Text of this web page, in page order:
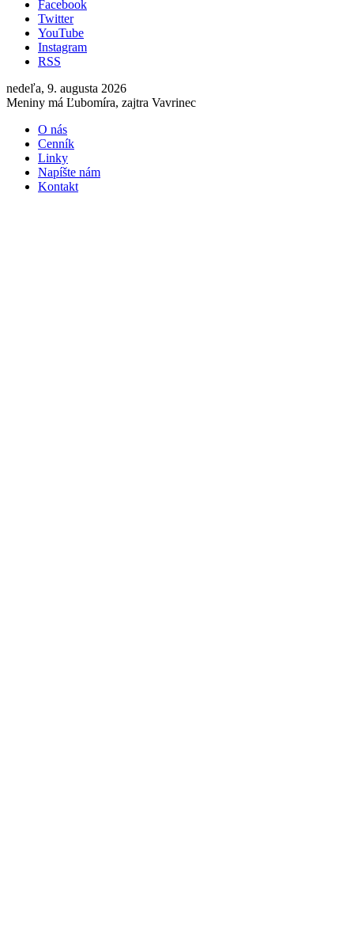
Facebook
Twitter
YouTube
Instagram
RSS
nedeľa, 9. augusta 2026
Meniny má Ľubomíra, zajtra Vavrinec
O nás
Cenník
Linky
Napíšte nám
Kontakt